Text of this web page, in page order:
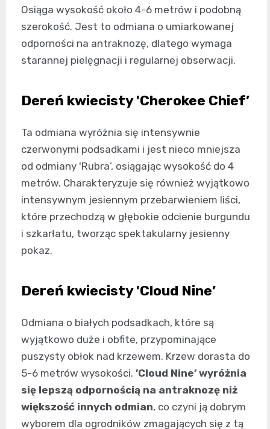
Osiąga wysokość około 4-6 metrów i podobną
szerokość. Jest to odmiana o umiarkowanej
odporności na antraknozę, dlatego wymaga
starannej pielęgnacji i regularnej obserwacji.
Dereń kwiecisty 'Cherokee Chief’
Ta odmiana wyróżnia się intensywnie
czerwonymi podsadkami i jest nieco mniejsza
od odmiany 'Rubra’, osiągając wysokość do 4
metrów. Charakteryzuje się również wyjątkowo
intensywnym jesiennym przebarwieniem liści,
które przechodzą w głębokie odcienie burgundu
i szkarłatu, tworząc spektakularny jesienny
pokaz.
Dereń kwiecisty 'Cloud Nine’
Odmiana o białych podsadkach, które są
wyjątkowo duże i obfite, przypominające
puszysty obłok nad krzewem. Krzew dorasta do
5-6 metrów wysokości. ’Cloud Nine’ wyróżnia
się lepszą odpornością na antraknozę niż
większość innych odmian, co czyni ją dobrym
wyborem dla ogrodników zmagających się z tą